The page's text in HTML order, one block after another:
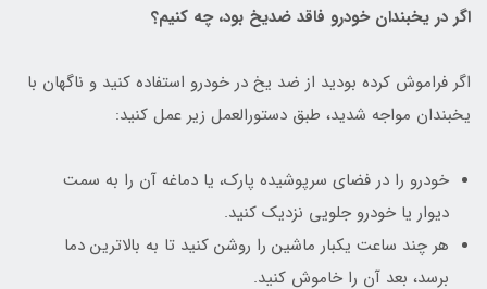
اگر در یخبندان خودرو فاقد ضدیخ بود، چه کنیم؟
اگر فراموش کرده بودید از ضد یخ در خودرو استفاده کنید و ناگهان با
یخبندان مواجه شدید، طبق دستورالعمل زیر عمل کنید:
خودرو را در فضای سرپوشیده پارک، یا دماغه آن را به سمت
دیوار یا خودرو جلویی نزدیک کنید.
هر چند ساعت یکبار ماشین را روشن کنید تا به بالاترین دما
برسد، بعد آن را خاموش کنید.